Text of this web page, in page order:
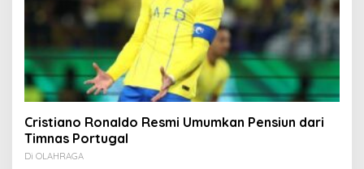
Cristiano Ronaldo Resmi Umumkan Pensiun dari
Timnas Portugal
Di OLAHRAGA